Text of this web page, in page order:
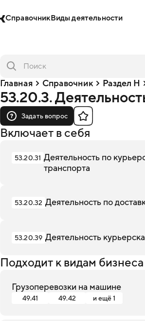
СправочникВиды деятельности
Главная Справочник Раздел H
53.20.3.
Задать вопрос
Включает в себя
53.20.31 Деятельность по
транспорта
53.20.32 Деятельность по
53.20.39 Деятельность
Подходит к видам бизнеса
Грузоперевозки на машине
49.41 49.42 и ещё 1